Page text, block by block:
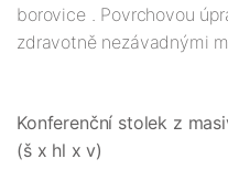
borovice . Povrchovou
zdravotně nezávadnými
Konferenční stolek z
(š x hl x v)